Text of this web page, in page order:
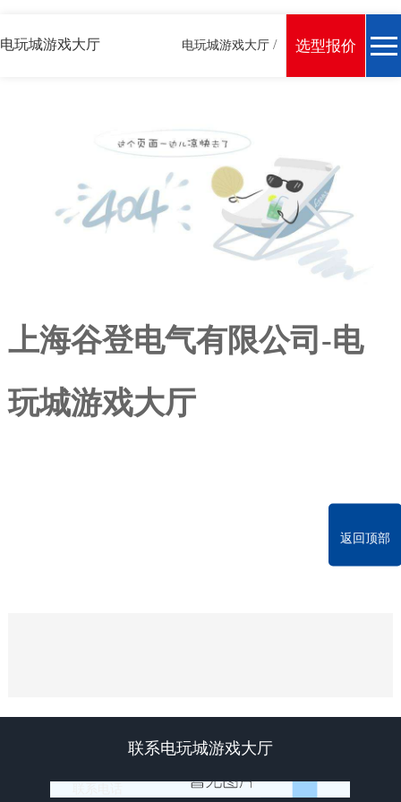
电玩城游戏大厅 电玩城游戏大厅 / 选型报价
返回顶部
上海谷登电气有限公司-电
玩城游戏大厅
联系电玩城游戏大厅